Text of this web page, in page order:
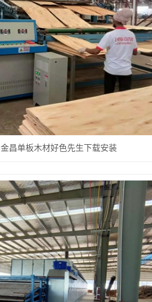
金昌单板木材好色先生下载安装